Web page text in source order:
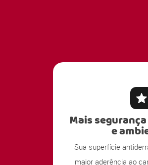
Mais
e
Sua superfície
maior aderência ao